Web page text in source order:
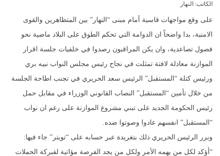
الكاتب: النهار
على وقع مواجهات قاسية أمام مبنى “النهار” بين المتظاهرين والقوى
الامنية، بدا واضحاً ان الدوامة التي تحكم الطوق على البلاد ماضية نحو
فصول تصاعدية، وان يكن المراقبون رصدوا في خلفيات جلسة اقرار
الموازنة معادلة لافتة تمثلت في نجاح رئيس مجلس النواب نبيه بري
ورئيس كتلة “المستقبل” الرئيس سعد الحريري في تجنب اطاحة الجلسة
من خلال تأمين “المستقبل” النصاب القانوني الوزراء في مقابل حمل
رئيس الحكومة الجديد على تبني مشروع الموازنة على رغم ان نواب
“المستقبل” انفسهم عادوا وصوتوا ضده.
وبرر الرئيس الحريري ذلك بتغريدة عبر حسابه على “تويتر” جاء فيها:
“أؤكد لكل من يهمه الأمر ولكل من يجد الفرصة مؤاتية لفبركة الحملات